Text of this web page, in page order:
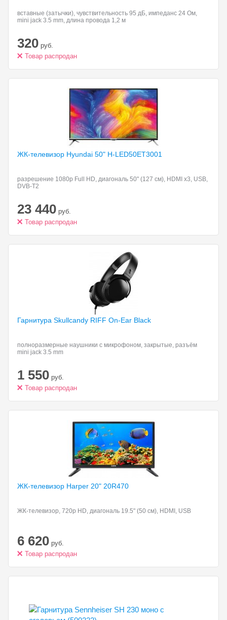
вставные (затычки), чувствительность 95 дБ, импеданс 24 Ом,
mini jack 3.5 mm, длина провода 1,2 м
320 руб.
Товар распродан
ЖК-телевизор Hyundai 50" H-LED50ET3001
разрешение 1080p Full HD, диагональ 50" (127 см), HDMI x3, USB,
DVB-T2
23 440 руб.
Товар распродан
Гарнитура Skullcandy RIFF On-Ear Black
полноразмерные наушники с микрофоном, закрытые, разъём
mini jack 3.5 mm
1 550 руб.
Товар распродан
ЖК-телевизор Harper 20" 20R470
ЖК-телевизор, 720p HD, диагональ 19.5" (50 см), HDMI, USB
6 620 руб.
Товар распродан